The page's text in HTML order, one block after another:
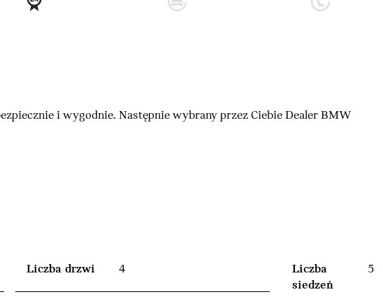
i wygodnie. Następnie wybrany przez Ciebie Dealer BMW
Liczba drzwi 4
Liczba
siedzeń
5